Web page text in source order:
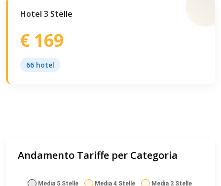
Hotel 3 Stelle
€ 169
66 hotel
Andamento Tariffe per Categoria